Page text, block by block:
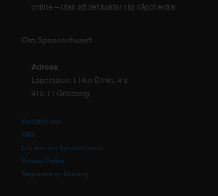
online – utan att det kostar dig något extra!
Om Sponsorhuset
Adress:
Lagergatan 1 Hus B19a, 4 tr
415 11 Göteborg
Kontakta oss
FAQ
Läs mer om Sponsorhuset
Privacy Policy
Registrera ny förening